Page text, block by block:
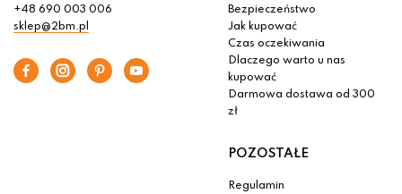
+48 690 003 006
sklep@2bm.pl
Bezpieczeństwo
Jak kupować
Czas oczekiwania
Dlaczego warto u nas
kupować
Darmowa dostawa od 300
zł
POZOSTAŁE
Regulamin